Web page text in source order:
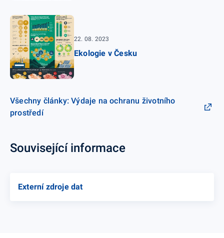
22. 08. 2023
Ekologie v Česku
Všechny články: Výdaje na ochranu životního
prostředí
Související informace
Externí zdroje dat